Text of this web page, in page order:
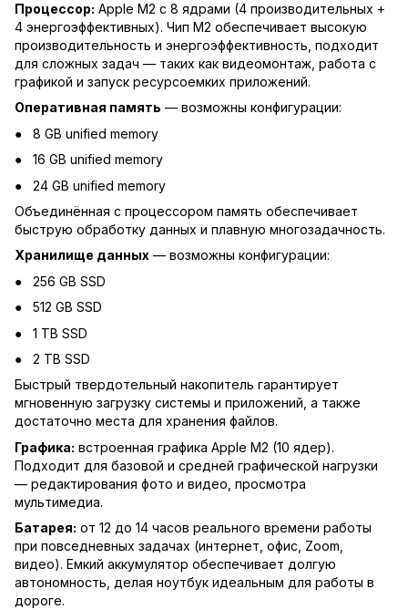
Процессор: Apple M2 с 8 ядрами (4 производительных +
4 энергоэффективных). Чип M2 обеспечивает высокую
производительность и энергоэффективность, подходит
для сложных задач — таких как видеомонтаж, работа с
графикой и запуск ресурсоемких приложений.
Оперативная память — возможны конфигурации:
8 GB unified memory
16 GB unified memory
24 GB unified memory
Объединённая с процессором память обеспечивает
быструю обработку данных и плавную многозадачность.
Хранилище данных — возможны конфигурации:
256 GB SSD
512 GB SSD
1 TB SSD
2 TB SSD
Быстрый твердотельный накопитель гарантирует
мгновенную загрузку системы и приложений, а также
достаточно места для хранения файлов.
Графика: встроенная графика Apple M2 (10 ядер).
Подходит для базовой и средней графической нагрузки
— редактирования фото и видео, просмотра
мультимедиа.
Батарея: от 12 до 14 часов реального времени работы
при повседневных задачах (интернет, офис, Zoom,
видео). Емкий аккумулятор обеспечивает долгую
автономность, делая ноутбук идеальным для работы в
дороге.